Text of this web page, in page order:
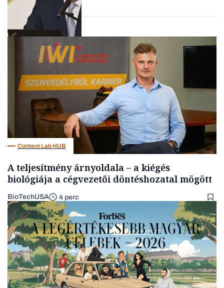
Befektetés
Content Lab HUB
A teljesítmény árnyoldala – a kiégés
biológiája a cégvezetői döntéshozatal mögött
BioTechUSA 4 perc